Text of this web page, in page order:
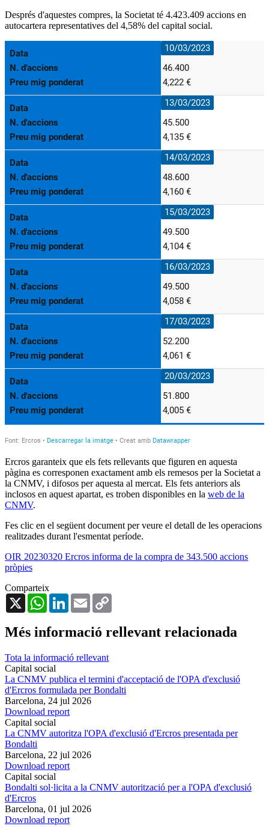
Després d'aquestes compres, la Societat té 4.423.409 accions en
autocartera representatives del 4,58% del capital social.
Ercros garanteix que els fets rellevants que figuren en aquesta
pàgina es corresponen exactament amb els remesos per la Societat a
la CNMV, i difosos per aquesta al mercat. Els fets anteriors als
inclosos en aquest apartat, es troben disponibles en la web de la
CNMV.
Fes clic en el següent document per veure el detall de les operacions
realitzades durant l'esmentat període.
OIR 20230320 Ercros informa de la compra de 343.500 accions
pròpies
Comparteix
X
WhatsAppLinkedInEmail
Més informació rellevant relacionada
Tota la informació rellevant
Capital social
La CNMV publica el termini d'acceptació de l'OPA d'exclusió
d'Ercros formulada per Bondalti
Barcelona, 24 jul 2026
Download report
Capital social
La CNMV autoritza l'OPA d'exclusió d'Ercros presentada per
Bondalti
Barcelona, 22 jul 2026
Download report
Capital social
Bondalti sol·licita a la CNMV autorització per a l'OPA d'exclusió
d'Ercros
Barcelona, 01 jul 2026
Download report